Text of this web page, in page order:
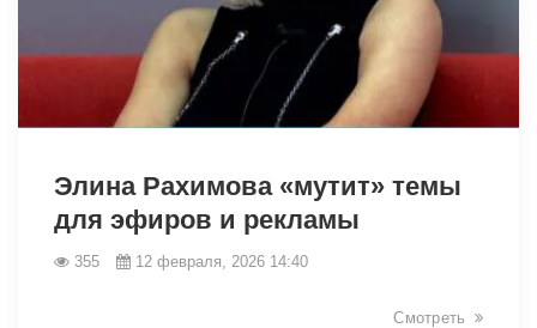
Элина Рахимова «мутит» темы
для эфиров и рекламы
355 12 февраля, 2026 14:40
Смотреть